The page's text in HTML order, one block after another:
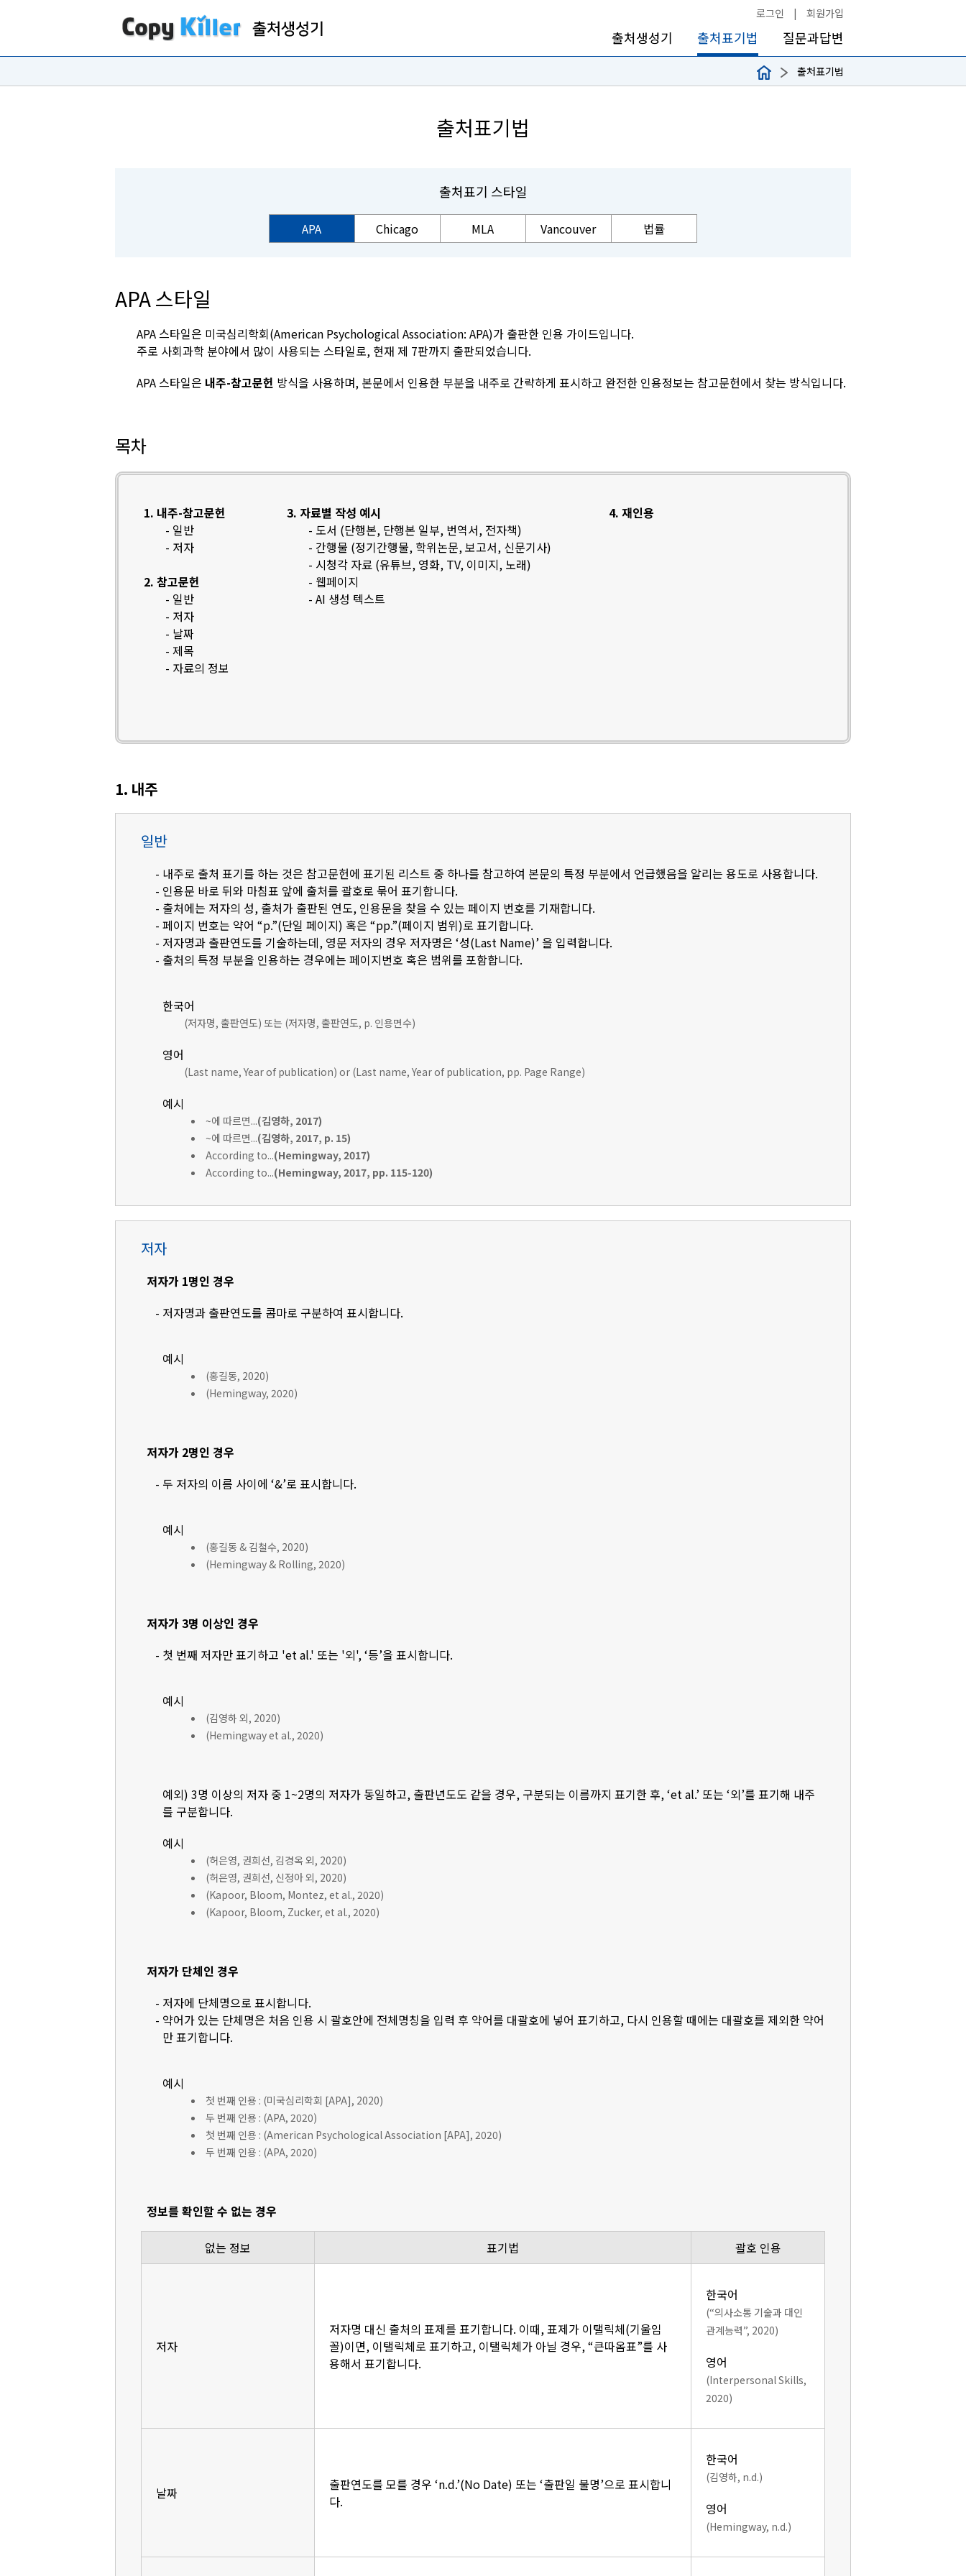
로그인 | 회원가입
출처생성기 출처표기법 질문과답변
출처표기법
출처표기법
출처표기 스타일
APA Chicago MLA Vancouver 법률
APA 스타일
APA 스타일은 미국심리학회(American Psychological Association: APA)가 출판한 인용 가이드입니다.
주로 사회과학 분야에서 많이 사용되는 스타일로, 현재 제 7판까지 출판되었습니다.
APA 스타일은 내주-참고문헌 방식을 사용하며, 본문에서 인용한 부분을 내주로 간략하게 표시하고 완전한 인용정보는 참고문헌에서 찾는 방식입니다.
목차
1. 내주-참고문헌
- 일반
- 저자
2. 참고문헌
- 일반
- 저자
- 날짜
- 제목
- 자료의 정보
3. 자료별 작성 예시
- 도서 (단행본, 단행본 일부, 번역서, 전자책)
- 간행물 (정기간행물, 학위논문, 보고서, 신문기사)
- 시청각 자료 (유튜브, 영화, TV, 이미지, 노래)
- 웹페이지
- AI 생성 텍스트
4. 재인용
1. 내주
일반
- 내주로 출처 표기를 하는 것은 참고문헌에 표기된 리스트 중 하나를 참고하여 본문의 특정 부분에서 언급했음을 알리는 용도로 사용합니다.
- 인용문 바로 뒤와 마침표 앞에 출처를 괄호로 묶어 표기합니다.
- 출처에는 저자의 성, 출처가 출판된 연도, 인용문을 찾을 수 있는 페이지 번호를 기재합니다.
- 페이지 번호는 약어 “p.”(단일 페이지) 혹은 “pp.”(페이지 범위)로 표기합니다.
- 저자명과 출판연도를 기술하는데, 영문 저자의 경우 저자명은 ‘성(Last Name)’ 을 입력합니다.
- 출처의 특정 부분을 인용하는 경우에는 페이지번호 혹은 범위를 포함합니다.
한국어
(저자명, 출판연도) 또는 (저자명, 출판연도, p. 인용면수)
영어
(Last name, Year of publication) or (Last name, Year of publication, pp. Page Range)
예시
~에 따르면...(김영하, 2017)
~에 따르면...(김영하, 2017, p. 15)
According to...(Hemingway, 2017)
According to...(Hemingway, 2017, pp. 115-120)
저자
저자가 1명인 경우
- 저자명과 출판연도를 콤마로 구분하여 표시합니다.
예시
(홍길동, 2020)
(Hemingway, 2020)
저자가 2명인 경우
- 두 저자의 이름 사이에 ‘&’로 표시합니다.
예시
(홍길동 & 김철수, 2020)
(Hemingway & Rolling, 2020)
저자가 3명 이상인 경우
- 첫 번째 저자만 표기하고 'et al.' 또는 '외', ‘등’을 표시합니다.
예시
(김영하 외, 2020)
(Hemingway et al., 2020)
예외) 3명 이상의 저자 중 1~2명의 저자가 동일하고, 출판년도도 같을 경우, 구분되는 이름까지 표기한 후, ‘et al.’ 또는 ‘외’를 표기해 내주
를 구분합니다.
예시
(허은영, 권희선, 김경옥 외, 2020)
(허은영, 권희선, 신정아 외, 2020)
(Kapoor, Bloom, Montez, et al., 2020)
(Kapoor, Bloom, Zucker, et al., 2020)
저자가 단체인 경우
- 저자에 단체명으로 표시합니다.
- 약어가 있는 단체명은 처음 인용 시 괄호안에 전체명칭을 입력 후 약어를 대괄호에 넣어 표기하고, 다시 인용할 때에는 대괄호를 제외한 약어
만 표기합니다.
예시
첫 번째 인용 : (미국심리학회 [APA], 2020)
두 번째 인용 : (APA, 2020)
첫 번째 인용 : (American Psychological Association [APA], 2020)
두 번째 인용 : (APA, 2020)
정보를 확인할 수 없는 경우
없는 정보 표기법 괄호 인용
저자
저자명 대신 출처의 표제를 표기합니다. 이때, 표제가 이탤릭체(기울임
꼴)이면, 이탤릭체로 표기하고, 이탤릭체가 아닐 경우, “큰따옴표”를 사
용해서 표기합니다.
한국어
(“의사소통 기술과 대인
관계능력”, 2020)
영어
(Interpersonal Skills,
2020)
날짜
출판연도를 모를 경우 ‘n.d.’(No Date) 또는 ‘출판일 불명’으로 표시합니
다.
한국어
(김영하, n.d.)
영어
(Hemingway, n.d.)